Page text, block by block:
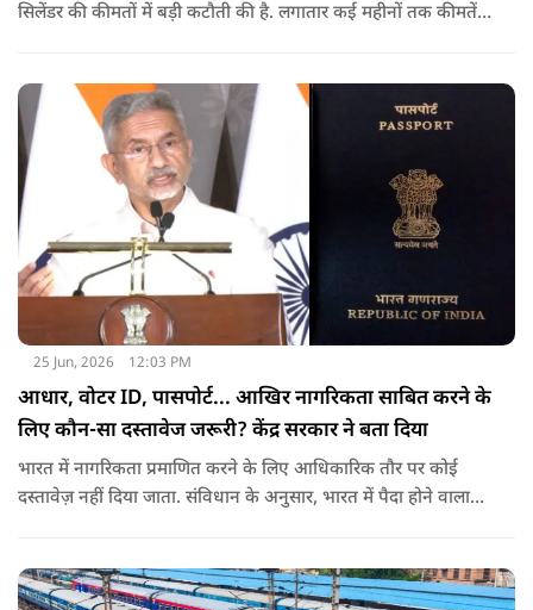
सिलेंडर की कीमतों में बड़ी कटौती की है. लगातार कई महीनों तक कीमतें
25 Jun, 2026 12:03 PM
आधार, वोटर ID, पासपोर्ट... आखिर नागरिकता साबित करने के
लिए कौन-सा दस्तावेज जरूरी? केंद्र सरकार ने बता दिया
भारत में नागरिकता प्रमाणित करने के लिए आधिकारिक तौर पर कोई
दस्तावेज़ नहीं दिया जाता. संविधान के अनुसार, भारत में पैदा होने वाला